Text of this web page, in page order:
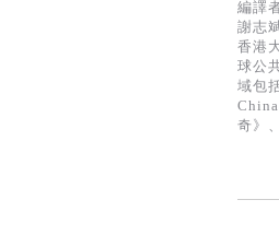
編譯
謝志
香港
球公
域包
奇》